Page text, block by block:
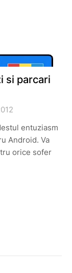
si parcari
entuziasm
Android. Va
orice sofer